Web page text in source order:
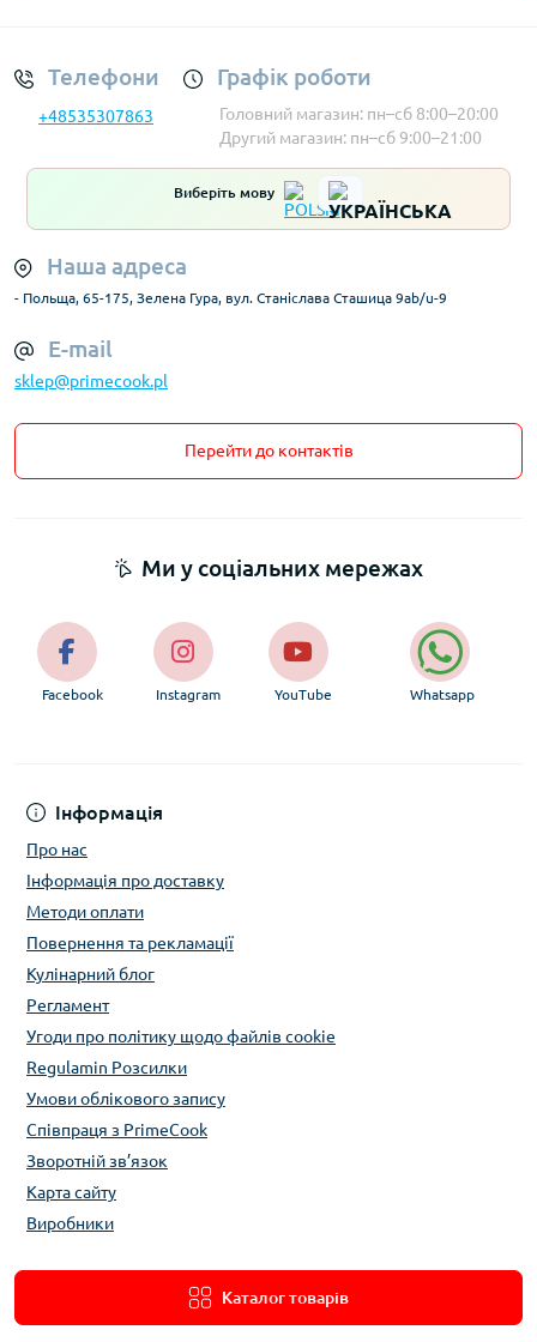
Телефони
+48535307863
Графік роботи
Головний магазин: пн–сб 8:00–20:00
Другий магазин: пн–сб 9:00–21:00
Виберіть мову
Наша адреса
- Польща, 65-175, Зелена Гура, вул. Станіслава Сташица 9ab/u-9
E-mail
sklep@primecook.pl
Перейти до контактів
Інформація
Про нас
Інформація про доставку
Методи оплати
Повернення та рекламації
Кулінарний блог
Регламент
Угоди про політику щодо файлів cookie
Regulamin Розсилки
Умови облікового запису
Співпраця з PrimeCook
Зворотній зв’язок
Карта сайту
Виробники
Каталог товарів
Ми у соціальних мережах
Facebook Instagram YouTube Whatsapp